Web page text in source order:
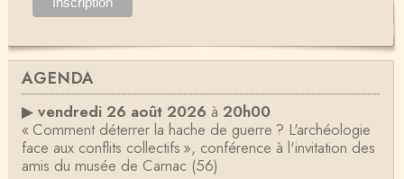
AGENDA
▶ vendredi 26 août 2026 à 20h00
« Comment déterrer la hache de guerre ? L'archéologie
face aux conflits collectifs », conférence à l'invitation des
amis du musée de Carnac (56)